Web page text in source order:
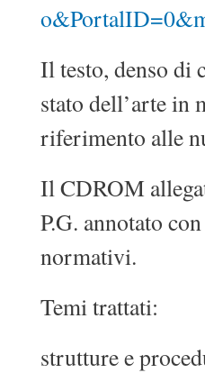
Il testo, denso di
stato dell’arte in
riferimento alle
Il CDROM
P.G. annotato
normativi.
Temi trattati:
strutture e